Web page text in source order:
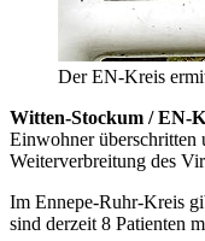
Der EN-Kreis
Witten-Stockum / EN-
Einwohner überschritten
Weiterverbreitung des
Im Ennepe-Ruhr-Kreis
sind derzeit 8 Patienten